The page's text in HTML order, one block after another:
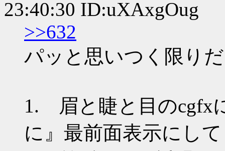
23:40:30 ID:uXAxgOug
>>632
パッと思いつく限り
1. 眉と睫と目のcgfx
に』最前面表示にし